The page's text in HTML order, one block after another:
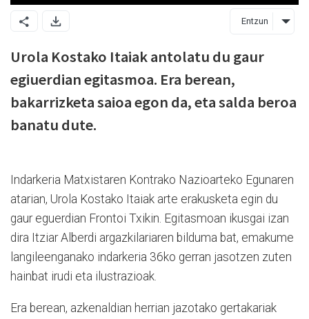
Entzun
Urola Kostako Itaiak antolatu du gaur
egiuerdian egitasmoa. Era berean,
bakarrizketa saioa egon da, eta salda beroa
banatu dute.
Indarkeria Matxistaren Kontrako Nazioarteko Egunaren
atarian, Urola Kostako Itaiak arte erakusketa egin du
gaur eguerdian Frontoi Txikin. Egitasmoan ikusgai izan
dira Itziar Alberdi argazkilariaren bilduma bat, emakume
langileenganako indarkeria 36ko gerran jasotzen zuten
hainbat irudi eta ilustrazioak.
Era berean, azkenaldian herrian jazotako gertakariak